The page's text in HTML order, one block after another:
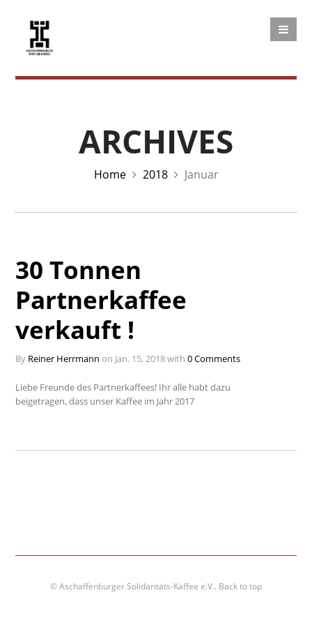
ARCHIVES
Home 2018 Januar
30 Tonnen
Partnerkaffee
verkauft !
By Reiner Herrmann on Jan. 15, 2018 with0 Comments
Liebe Freunde des Partnerkaffees! Ihr alle habt dazu
beigetragen, dass unser Kaffee im Jahr 2017
© Aschaffenburger Solidaritäts-Kaffee e.V.. Back to top